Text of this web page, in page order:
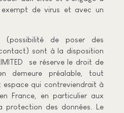
de virus et avec un
(possibilité de poser des
sont à la disposition
se réserve le droit de
demeure préalable, tout
qui contreviendrait à
France, en particulier aux
protection des données. Le